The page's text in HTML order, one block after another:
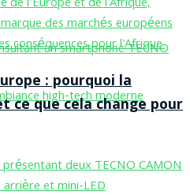
: pourquoi la
ce que cela change pour